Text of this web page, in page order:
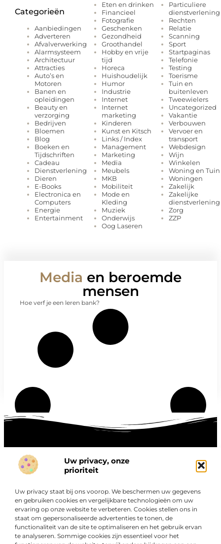
Uw privacy, onze
prioriteit
Uw privacy staat bij ons voorop. We beschermen uw gegevens
en gebruiken cookies en vergelijkbare technologieën om uw
ervaring op onze website te verbeteren. Cookies stellen ons in
staat om gepersonaliseerde advertenties te tonen, de
functionaliteit van de site te optimaliseren en het gebruik ervan
te analyseren. Sommige cookies zijn essentieel voor het
Categorieën
Aanbiedingen
Adverteren
Afvalverwerking
Alarmsysteem
Architectuur
Attracties
Auto’s en
Motoren
Banen en
opleidingen
Beauty en
verzorging
Bedrijven
Bloemen
Blog
Boeken en
Tijdschriften
Cadeau
Dienstverlening
Dieren
E-Books
Electronica en
Computers
Energie
Entertainment
Eten en drinken
Financieel
Fotografie
Geschenken
Gezondheid
Groothandel
Hobby en vrije
tijd
Horeca
Huishoudelijk
Humor
Industrie
Internet
Internet
marketing
Kinderen
Kunst en Kitsch
Links / Index
Management
Marketing
Media
Meubels
MKB
Mobiliteit
Mode en
Kleding
Muziek
Onderwijs
Oog Laseren
Particuliere
dienstverlening
Rechten
Relatie
Scanning
Sport
Startpaginas
Telefonie
Testing
Toerisme
Tuin en
buitenleven
Tweewielers
Uncategorized
Vakantie
Verbouwen
Vervoer en
transport
Webdesign
Wijn
Winkelen
Woning en Tuin
Woningen
Zakelijk
Zakelijke
dienstverlening
Zorg
ZZP
Media en beroemde
mensen
Hoe verf je een leren bank?
Over
Bedrijf
“Ontdek een wereld van boeiende blogs en artikelen die
je zowel inspireren als informeren.”
Bij Exclusiefbedrijf.nl draait alles om het leveren van
kwalitatieve inzichten en verhalen die jouw dagelijks leven
Onze informatie